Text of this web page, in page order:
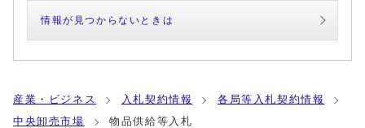
情報が見つからないときは
産業・ビジネス 入札契約情報
各局等入札契約情報
中央卸売市場
物品供給等入札